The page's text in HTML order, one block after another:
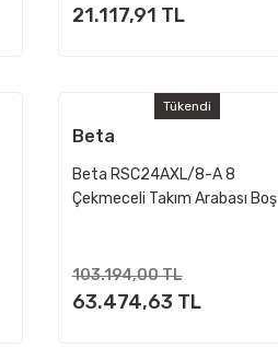
21.117,91 TL
Tükendi
Beta
Beta RSC24AXL/8-A 8
Çekmeceli Takım Arabası Boş
103.194,00 TL
63.474,63 TL